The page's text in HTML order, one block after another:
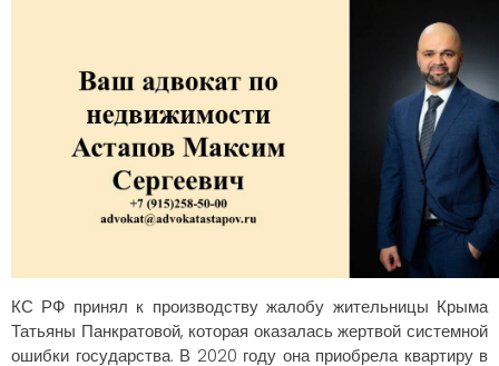
КС РФ принял к производству жалобу жительницы Крыма
Татьяны Панкратовой, которая оказалась жертвой системной
ошибки государства. В 2020 году она приобрела квартиру в